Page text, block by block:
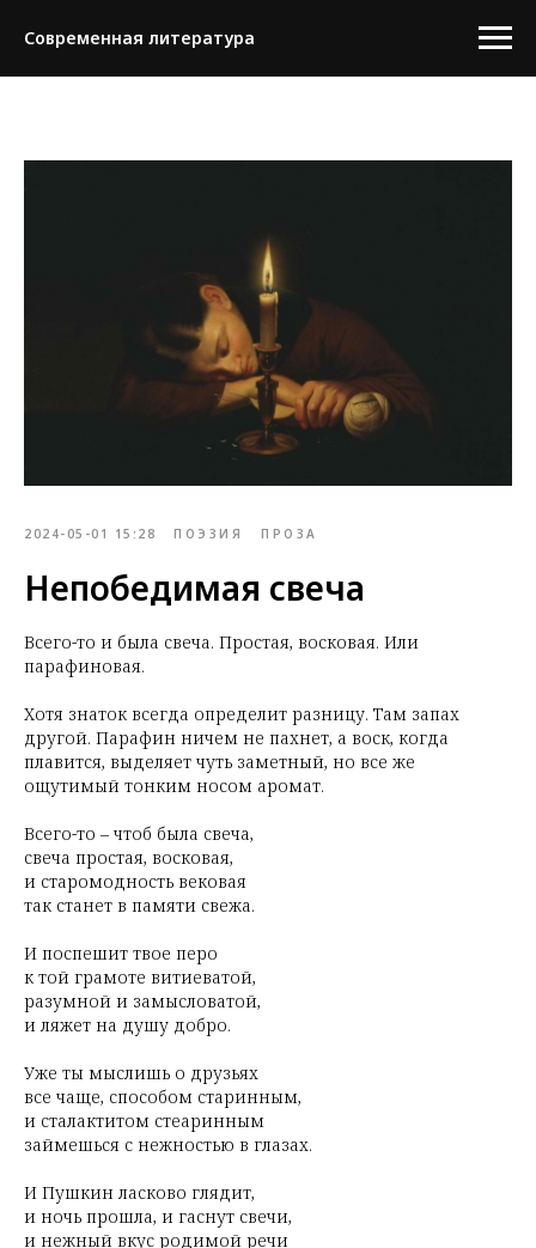
Современная литература
2024-05-01 15:28 ПОЭЗИЯ ПРОЗА
Непобедимая свеча
Всего-то и была свеча. Простая, восковая. Или
парафиновая.
Хотя знаток всегда определит разницу. Там запах
другой. Парафин ничем не пахнет, а воск, когда
плавится, выделяет чуть заметный, но все же
ощутимый тонким носом аромат.
Всего-то – чтоб была свеча,
свеча простая, восковая,
и старомодность вековая
так станет в памяти свежа.
И поспешит твое перо
к той грамоте витиеватой,
разумной и замысловатой,
и ляжет на душу добро.
Уже ты мыслишь о друзьях
все чаще, способом старинным,
и сталактитом стеаринным
займешься с нежностью в глазах.
И Пушкин ласково глядит,
и ночь прошла, и гаснут свечи,
и нежный вкус родимой речи